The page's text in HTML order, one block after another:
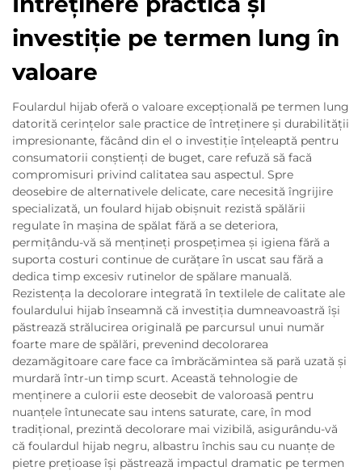
investiție pe termen lung în
valoare
Foulardul hijab oferă o valoare excepțională pe termen lung
datorită cerințelor sale practice de întreținere și durabilității
impresionante, făcând din el o investiție înțeleaptă pentru
consumatorii conștienți de buget, care refuză să facă
compromisuri privind calitatea sau aspectul. Spre
deosebire de alternativele delicate, care necesită îngrijire
specializată, un foulard hijab obișnuit rezistă spălării
regulate în mașina de spălat fără a se deteriora,
permițându-vă să mențineți prospețimea și igiena fără a
suporta costuri continue de curățare în uscat sau fără a
dedica timp excesiv rutinelor de spălare manuală.
Rezistența la decolorare integrată în textilele de calitate ale
foulardului hijab înseamnă că investiția dumneavoastră își
păstrează strălucirea originală pe parcursul unui număr
foarte mare de spălări, prevenind decolorarea
dezamăgitoare care face ca îmbrăcămintea să pară uzată și
murdară într-un timp scurt. Această tehnologie de
menținere a culorii este deosebit de valoroasă pentru
nuanțele întunecate sau intens saturate, care, în mod
tradițional, prezintă decolorare mai vizibilă, asigurându-vă
că foulardul hijab negru, albastru închis sau cu nuanțe de
pietre prețioase își păstrează impactul dramatic pe termen